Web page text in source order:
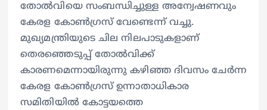
തോൽവിയെ സംബന്ധിച്ചുള്ള അന്വേഷണവും
കേരള കോൺഗ്രസ് വേണ്ടെന്ന് വച്ചു.
മുഖ്യമന്ത്രിയുടെ ചില നിലപാടുകളാണ്
തെരഞ്ഞെടുപ്പ് തോൽവിക്ക്
കാരണമെന്നായിരുന്നു കഴിഞ്ഞ ദിവസം ചേർന്ന
കേരള കോൺഗ്രസ് ഉന്നാതാധികാര
സമിതിയിൽ കോട്ടയത്തെ